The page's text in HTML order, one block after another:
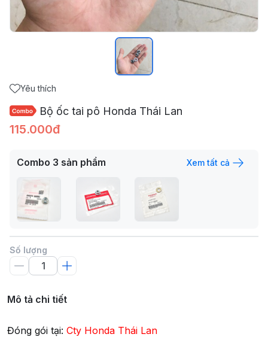
Yêu thích
Bộ ốc tai pô Honda Thái Lan
115.000đ
Combo 3 sản phẩm Xem tất cả
Số lượng
Mô tả chi tiết
Đóng gói tại: Cty Honda Thái Lan